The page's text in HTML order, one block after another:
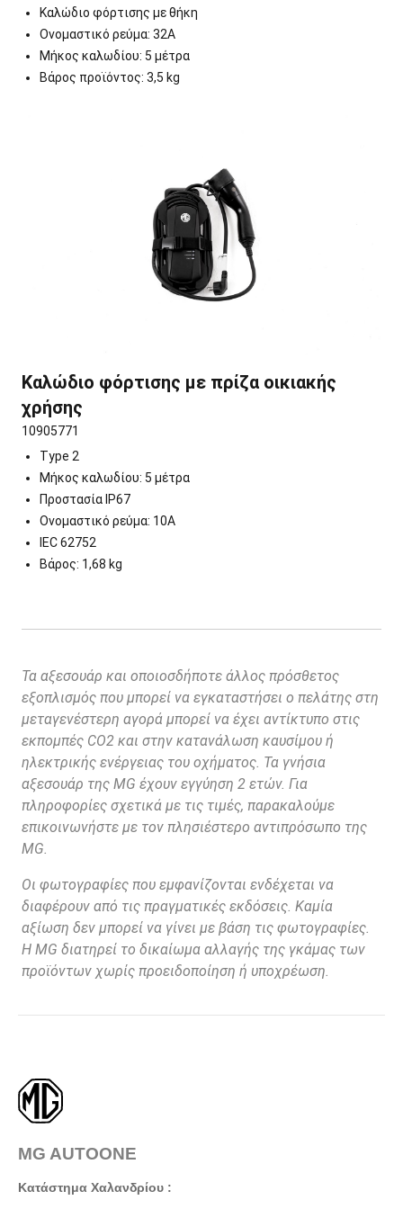
Καλώδιο φόρτισης με θήκη
Ονομαστικό ρεύμα: 32A
Μήκος καλωδίου: 5 μέτρα
Βάρος προϊόντος: 3,5 kg
Καλώδιο φόρτισης με πρίζα οικιακής
χρήσης
10905771
Type 2
Μήκος καλωδίου: 5 μέτρα
Προστασία IP67
Ονομαστικό ρεύμα: 10A
IEC 62752
Βάρος: 1,68 kg
Τα αξεσουάρ και οποιοσδήποτε άλλος πρόσθετος
εξοπλισμός που μπορεί να εγκαταστήσει ο πελάτης στη
μεταγενέστερη αγορά μπορεί να έχει αντίκτυπο στις
εκπομπές CO2 και στην κατανάλωση καυσίμου ή
ηλεκτρικής ενέργειας του οχήματος. Τα γνήσια
αξεσουάρ της MG έχουν εγγύηση 2 ετών. Για
πληροφορίες σχετικά με τις τιμές, παρακαλούμε
επικοινωνήστε με τον πλησιέστερο αντιπρόσωπο της
MG.
Οι φωτογραφίες που εμφανίζονται ενδέχεται να
διαφέρουν από τις πραγματικές εκδόσεις. Καμία
αξίωση δεν μπορεί να γίνει με βάση τις φωτογραφίες.
Η MG διατηρεί το δικαίωμα αλλαγής της γκάμας των
προϊόντων χωρίς προειδοποίηση ή υποχρέωση.
MG AUTOONE
Κατάστημα Χαλανδρίου :